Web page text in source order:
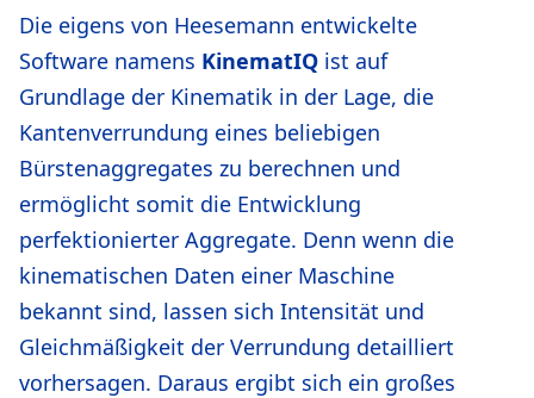
Die eigens von Heesemann entwickelte
Software namens KinematIQ ist auf
Grundlage der Kinematik in der Lage, die
Kantenverrundung eines beliebigen
Bürstenaggregates zu berechnen und
ermöglicht somit die Entwicklung
perfektionierter Aggregate. Denn wenn die
kinematischen Daten einer Maschine
bekannt sind, lassen sich Intensität und
Gleichmäßigkeit der Verrundung detailliert
vorhersagen. Daraus ergibt sich ein großes